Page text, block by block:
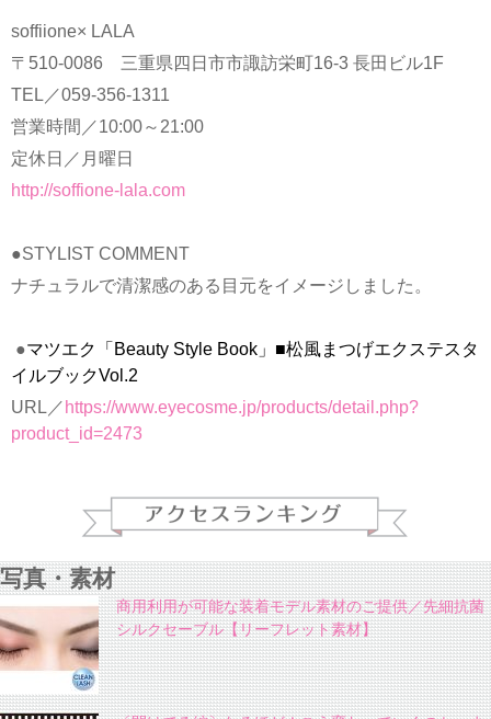
soffiione× LALA
〒510-0086 三重県四日市市諏訪栄町16-3 長田ビル1F
TEL／059-356-1311
営業時間／10:00～21:00
定休日／月曜日
http://soffione-lala.com
●STYLIST COMMENT
ナチュラルで清潔感のある目元をイメージしました。
●マツエク「Beauty Style Book」■松風まつげエクステスタ
イルブックVol.2
URL／https://www.eyecosme.jp/products/detail.php?
product_id=2473
写真・素材
商用利用が可能な装着モデル素材のご提供／先細抗菌
シルクセーブル【リーフレット素材】